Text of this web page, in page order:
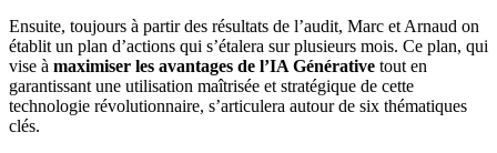
Ensuite, toujours à partir des résultats de l’audit, Marc et Arnaud on
établit un plan d’actions qui s’étalera sur plusieurs mois. Ce plan, qui
vise à maximiser les avantages de l’IA Générative tout en
garantissant une utilisation maîtrisée et stratégique de cette
technologie révolutionnaire, s’articulera autour de six thématiques
clés.